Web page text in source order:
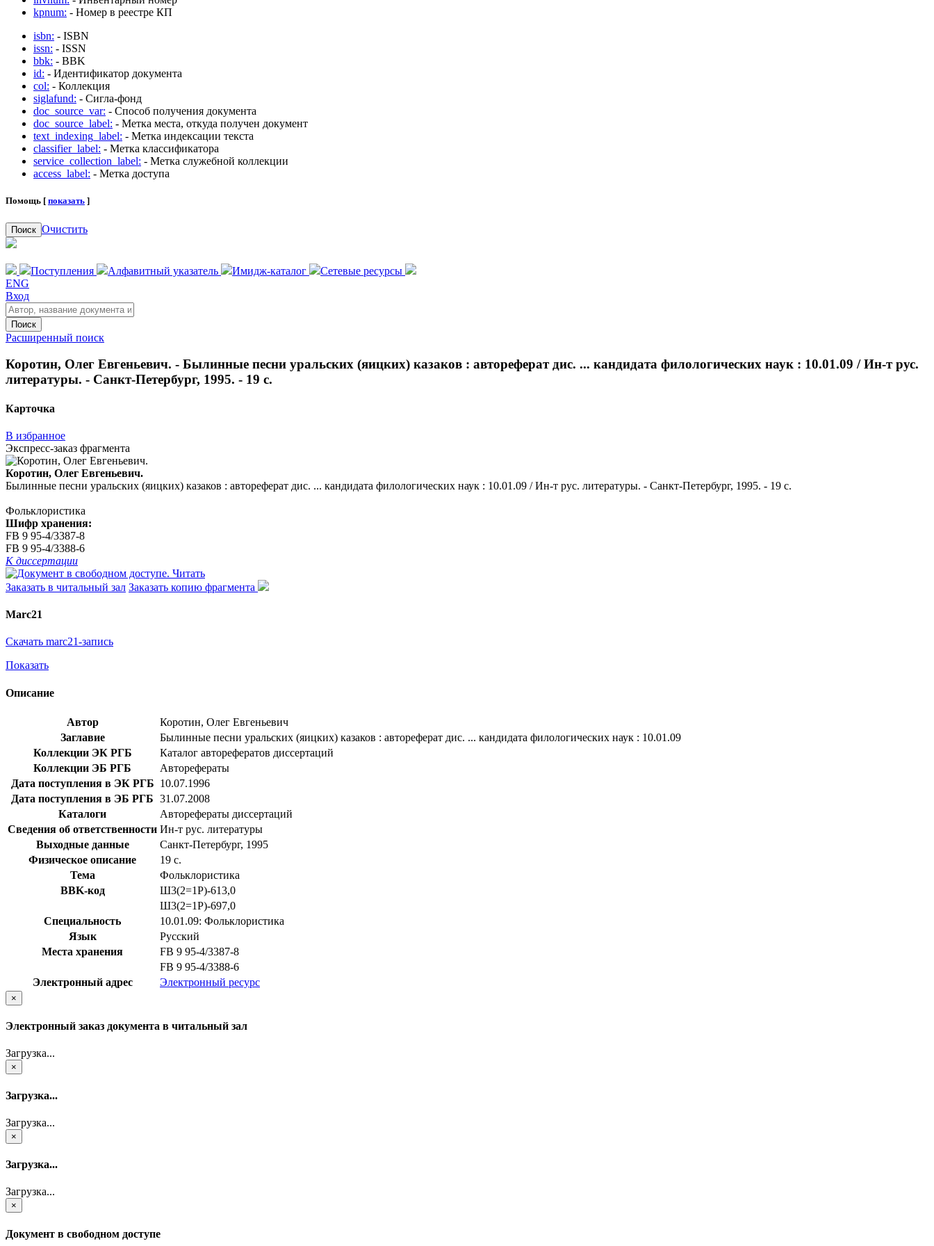
kpnum: - Номер в реестре КП
isbn: - ISBN
issn: - ISSN
bbk: - BBK
id: - Идентификатор документа
col: - Коллекция
siglafund: - Сигла-фонд
doc_source_var: - Способ получения документа
doc_source_label: - Метка места, откуда получен документ
text_indexing_label: - Метка индексации текста
classifier_label: - Метка классификатора
service_collection_label: - Метка служебной коллекции
access_label: - Метка доступа
Помощь [ показать ]
Поиск Очистить
Поступления Алфавитный указатель Имидж-каталог
Сетевые ресурсы
ENG
Вход
Поиск
Расширенный поиск
Коротин, Олег Евгеньевич. - Былинные песни уральских (яицких) казаков : автореферат дис. ... кандидата филологических наук : 10.01.09 / Ин-т рус.
литературы. - Санкт-Петербург, 1995. - 19 с.
Карточка
В избранное
Экспресс-заказ фрагмента
Коротин, Олег Евгеньевич.
Былинные песни уральских (яицких) казаков : автореферат дис. ... кандидата филологических наук : 10.01.09 / Ин-т рус. литературы. - Санкт-Петербург, 1995. - 19 с.
Фольклористика
Шифр хранения:
FB 9 95-4/3387-8
FB 9 95-4/3388-6
К диссертации
Читать
Заказать в читальный зал Заказать копию фрагмента
Marc21
Скачать marc21-запись
Показать
Описание
Автор
Коротин, Олег Евгеньевич
Заглавие
Былинные песни уральских (яицких) казаков : автореферат дис. ... кандидата филологических наук : 10.01.09
Коллекции ЭК РГБ
Каталог авторефератов диссертаций
Коллекции ЭБ РГБ
Авторефераты
Дата поступления в ЭК РГБ 10.07.1996
Дата поступления в ЭБ РГБ 31.07.2008
Каталоги
Авторефераты диссертаций
Сведения об ответственности Ин-т рус. литературы
Выходные данные
Санкт-Петербург, 1995
Физическое описание
19 с.
Тема
Фольклористика
BBK-код
Ш3(2=1Р)-613,0
Ш3(2=1Р)-697,0
Специальность
10.01.09: Фольклористика
Язык
Русский
Места хранения
FB 9 95-4/3387-8
FB 9 95-4/3388-6
Электронный адрес
Электронный ресурс
×
Электронный заказ документа в читальный зал
Загрузка...
×
Загрузка...
Загрузка...
×
Загрузка...
Загрузка...
×
Документ в свободном доступе